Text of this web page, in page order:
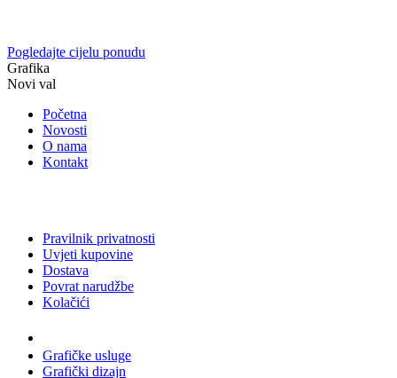
Pogledajte cijelu ponudu
Grafika
Novi val
Početna
Novosti
O nama
Kontakt
Pravilnik privatnosti
Uvjeti kupovine
Dostava
Povrat narudžbe
Kolačići
Grafičke usluge
Grafički dizajn